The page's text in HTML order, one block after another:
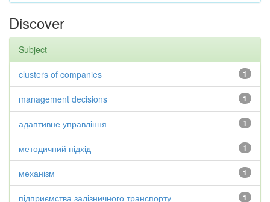
Discover
Subject
1
clusters of companies
1
management decisions
1
адаптивне управління
1
методичний підхід
1
механізм
1
підприємства залізничного транспорту